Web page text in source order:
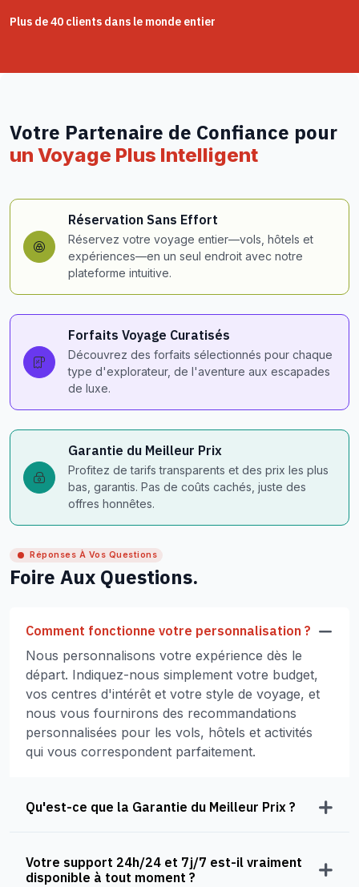
Plus de 40 clients dans le monde entier
Votre Partenaire de Confiance pour
un Voyage Plus Intelligent
Réservation Sans Effort
Réservez votre voyage entier—vols, hôtels et
expériences—en un seul endroit avec notre
plateforme intuitive.
Forfaits Voyage Curatisés
Découvrez des forfaits sélectionnés pour chaque
type d'explorateur, de l'aventure aux escapades
de luxe.
Garantie du Meilleur Prix
Profitez de tarifs transparents et des prix les plus
bas, garantis. Pas de coûts cachés, juste des
offres honnêtes.
Réponses À Vos Questions
Foire Aux Questions.
Comment fonctionne votre personnalisation ?
Nous personnalisons votre expérience dès le
départ. Indiquez-nous simplement votre budget,
vos centres d'intérêt et votre style de voyage, et
nous vous fournirons des recommandations
personnalisées pour les vols, hôtels et activités
qui vous correspondent parfaitement.
Qu'est-ce que la Garantie du Meilleur Prix ?
Votre support 24h/24 et 7j/7 est-il vraiment
disponible à tout moment ?